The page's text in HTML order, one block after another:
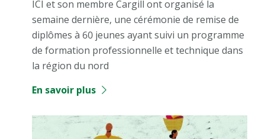
ICI et son membre Cargill ont organisé la
semaine dernière, une cérémonie de remise de
diplômes à 60 jeunes ayant suivi un programme
de formation professionnelle et technique dans
la région du nord
En savoir plus